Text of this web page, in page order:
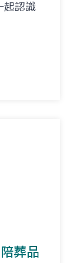
起認識
葬品